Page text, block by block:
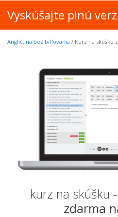
Vyskúšajte plnú
Angličtina bez bifľovania / Kurz na skúšku
kurz na skúšku
zdarma